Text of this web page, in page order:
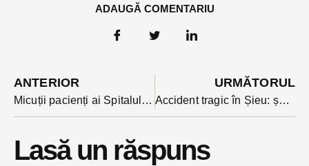
ADAUGĂ COMENTARIU
ANTERIOR
Micuții pacienți ai Spitalului Județean Bistrița-Năsăud -momente de bucurie de Ziua Copilului
URMĂTORUL
Accident tragic în Șieu: șofer mort după ce s-a răsturnat cu mașina într-o râpă
Lasă un răspuns